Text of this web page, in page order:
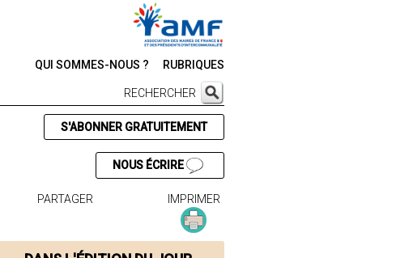
QUI SOMMES-NOUS ? RUBRIQUES
RECHERCHER
S'ABONNER GRATUITEMENT
NOUS ÉCRIRE
PARTAGER IMPRIMER